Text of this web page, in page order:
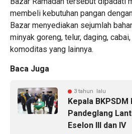
membeli kebutuhan pangan
Bazar menyediakan sejumlah
minyak goreng, telur, daging,
komoditas yang lainnya.
Baca Juga
3 tahun lalu
Kepala BKPSDM
Pandeglang
Eselon III dan IV